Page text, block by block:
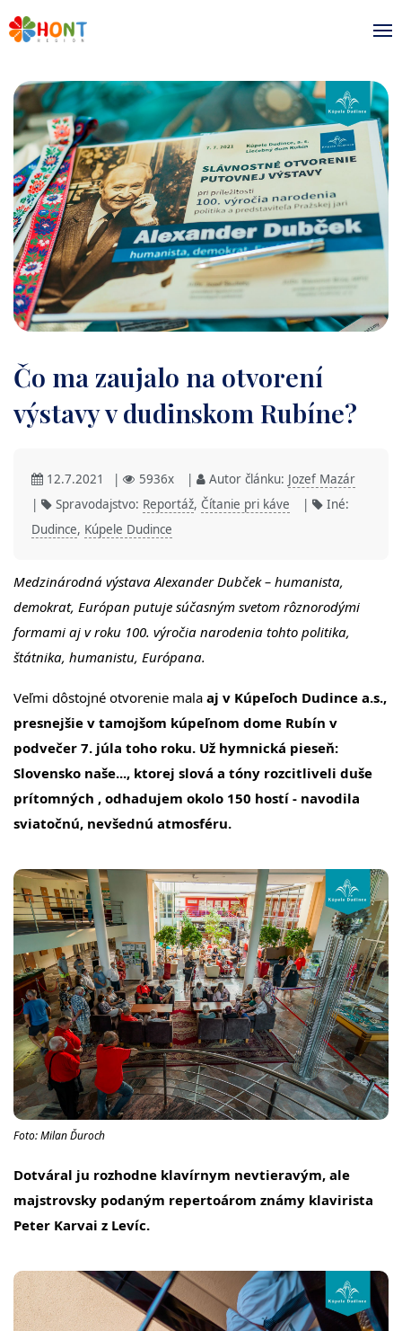
Čo ma zaujalo na otvorení
výstavy v dudinskom Rubíne?
12.7.2021 | 5936x | Autor článku: Jozef Mazár
|
Spravodajstvo: Reportáž, Čítanie pri káve |
Iné:
Dudince, Kúpele Dudince
Medzinárodná výstava Alexander Dubček – humanista,
demokrat, Európan putuje súčasným svetom rôznorodými
formami aj v roku 100. výročia narodenia tohto politika,
štátnika, humanistu, Európana.
Veľmi dôstojné otvorenie mala aj v Kúpeľoch Dudince a.s.,
presnejšie v tamojšom kúpeľnom dome Rubín v
podvečer 7. júla toho roku. Už hymnická pieseň:
Slovensko naše..., ktorej slová a tóny rozcitliveli duše
prítomných , odhadujem okolo 150 hostí - navodila
sviatočnú, nevšednú atmosféru.
Foto: Milan Ďuroch
Dotváral ju rozhodne klavírnym nevtieravým, ale
majstrovsky podaným repertoárom známy klavirista
Peter Karvai z Levíc.